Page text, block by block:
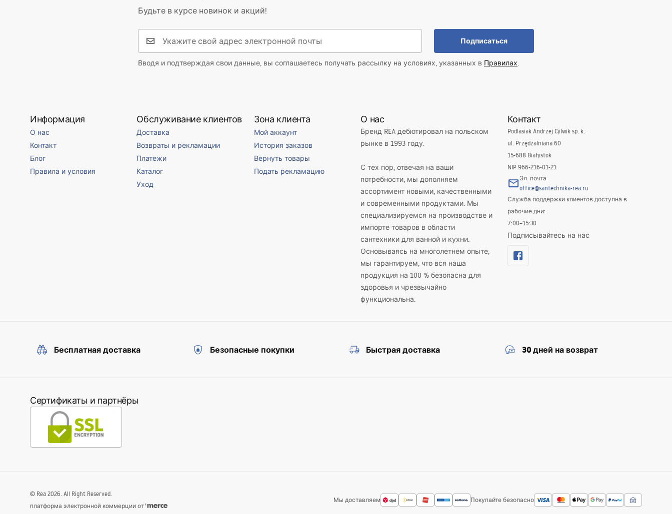
Будьте в курсе новинок и акций!
Подписаться
Вводя и подтверждая свои данные, вы соглашаетесь получать рассылку на условиях, указанных в Правилах.
Информация
О нас
Контакт
Блог
Правила и условия
Обслуживание клиентов
Доставка
Возвраты и рекламации
Платежи
Каталог
Уход
Зона клиента
Мой аккаунт
История заказов
Вернуть товары
Подать рекламацию
О нас
Бренд REA дебютировал на польском
рынке в 1993 году.
С тех пор, отвечая на ваши
потребности, мы дополняем
ассортимент новыми, качественными
и современными продуктами. Мы
специализируемся на производстве и
импорте товаров в области
сантехники для ванной и кухни.
Основываясь на многолетнем опыте,
мы гарантируем, что вся наша
продукция на 100 % безопасна для
здоровья и чрезвычайно
функциональна.
Контакт
Podlasiak Andrzej Cylwik sp. k.
ul. Przędzalniana 60
15-688 Białystok
NIP 966-216-01-21
Эл. почта
office@santechnika-rea.ru
Служба поддержки клиентов доступна в
рабочие дни:
7:00–15:30
Подписывайтесь на нас
Бесплатная доставка Безопасные покупки Быстрая доставка 30 дней на возврат
Сертификаты и партнёры
Мы доставляем Покупайте безопасно
© Rea 2026. All Right Reserved.
платформа электронной коммерции от